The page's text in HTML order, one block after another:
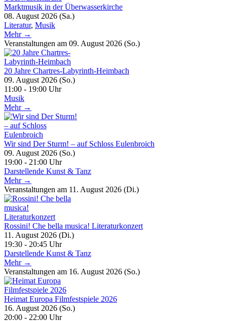
Marktmusik in der Überwasserkirche
08. August 2026 (Sa.)
Literatur, Musik
Mehr →
Veranstaltungen am 09. August 2026 (So.)
20 Jahre Chartres-Labyrinth-Heimbach
09. August 2026 (So.)
11:00 - 19:00 Uhr
Musik
Mehr →
Wir sind Der Sturm! – auf Schloss Eulenbroich
09. August 2026 (So.)
19:00 - 21:00 Uhr
Darstellende Kunst & Tanz
Mehr →
Veranstaltungen am 11. August 2026 (Di.)
Rossini! Che bella musica! Literaturkonzert
11. August 2026 (Di.)
19:30 - 20:45 Uhr
Darstellende Kunst & Tanz
Mehr →
Veranstaltungen am 16. August 2026 (So.)
Heimat Europa Filmfestspiele 2026
16. August 2026 (So.)
20:00 - 22:00 Uhr